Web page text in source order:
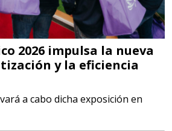
PARA SELLOS DE
DE ESCAPE
composición
adecuados
para grafito) y
de calidad y
2026 impulsa la nueva
y la eficiencia
a cabo dicha exposición en